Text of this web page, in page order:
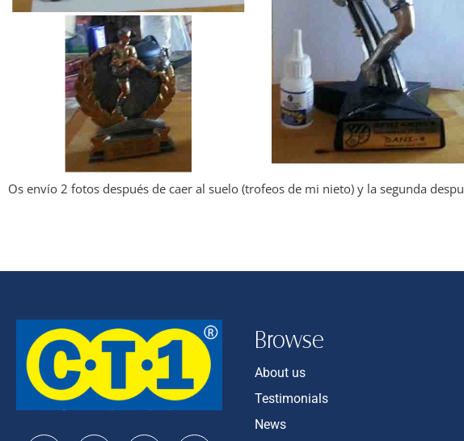
Os envío 2 fotos después de caer al suelo (trofeos de mi nieto) y la segunda
Browse
About us
Testimonials
News